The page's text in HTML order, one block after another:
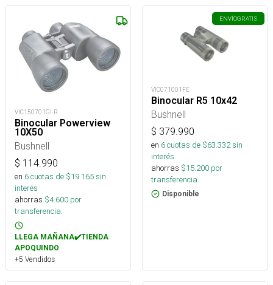
VIC150701GI-R
Binocular Powerview
10X50
Bushnell
$ 114.990
en 6cuotas de $19.165sin
interés
ahorras $4.600 por
transferencia.
LLEGA MAÑANA✔️TIENDA
APOQUINDO
+5 Vendidos
ENVÍOGRATIS
VIC071001FE
Binocular R5 10x42
Bushnell
$ 379.990
en 6cuotas de $63.332sin
interés
ahorras $15.200 por
transferencia.
Disponible